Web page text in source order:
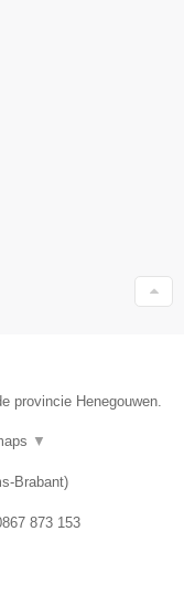
provincie Henegouwen.
▼
Brabant)
873 153